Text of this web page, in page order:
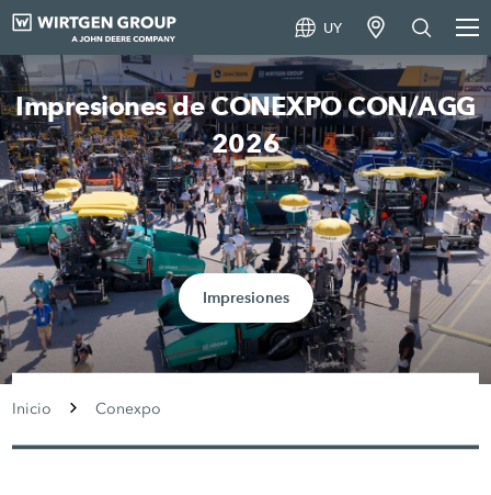
UY
Impresiones de CONEXPO CON/AGG
2026
Impresiones
Inicio Conexpo